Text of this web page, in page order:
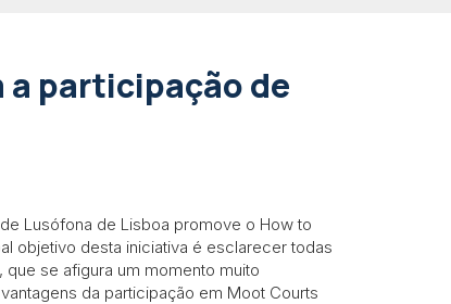
participação de
Lusófona de Lisboa promove o How to
objetivo desta iniciativa é esclarecer todas
se afigura um momento muito
da participação em Moot Courts